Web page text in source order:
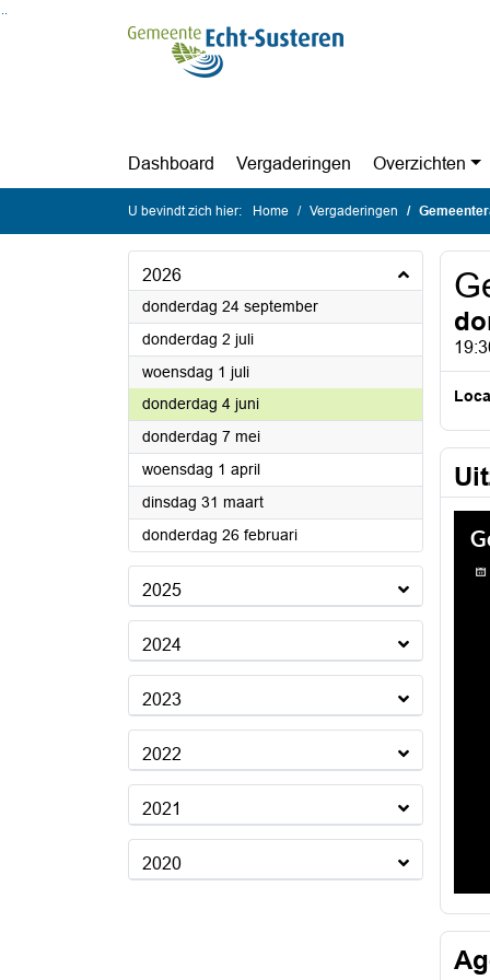
Ga naar de inhoud van deze pagina
Ga naar het zoeken
Ga naar het menu
Dashboard Vergaderingen Overzichten
U bevindt zich hier: Home Vergaderingen
2026
donderdag 24 september2026
donderdag 2 juli2026
woensdag 1 juli2026
donderdag 4 juni2026
donderdag 7 mei2026
woensdag 1 april2026
dinsdag 31 maart2026
donderdag 26 februari2026
2025
2024
2023
2022
2021
2020